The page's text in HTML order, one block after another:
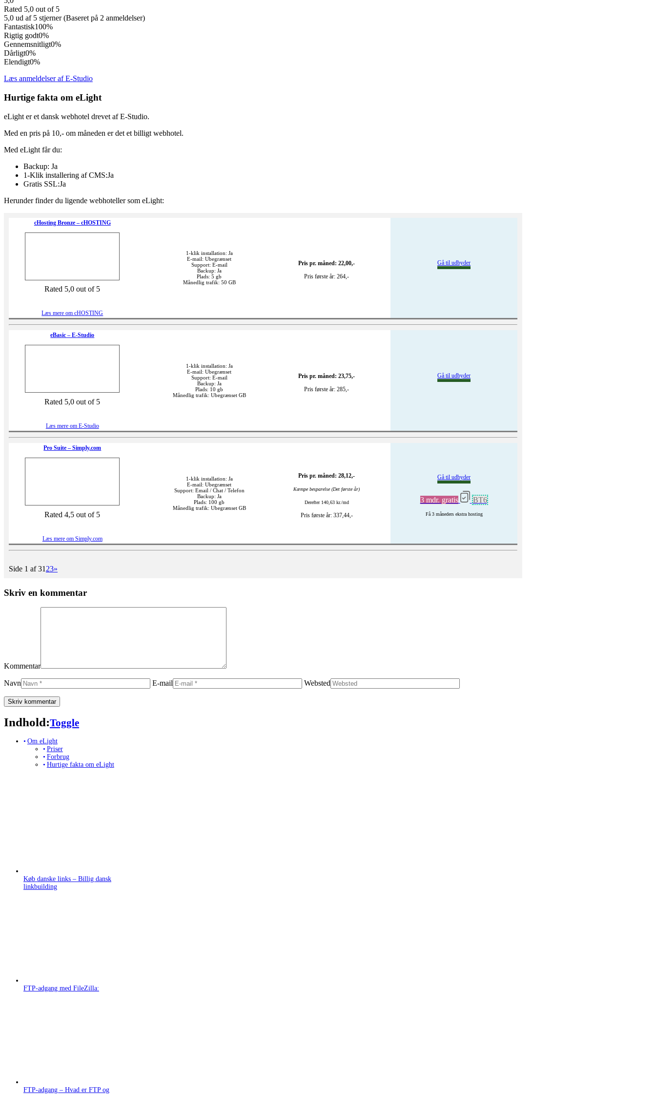
Rated 5,0 out of 5
5,0 ud af 5 stjerner (Baseret på 2 anmeldelser)
Fantastisk100%
Rigtig godt0%
Gennemsnitligt0%
Dårligt0%
Elendigt0%
Læs anmeldelser af E-Studio
Hurtige fakta om eLight
eLight er et dansk webhotel drevet af E-Studio.
Med en pris på 10,- om måneden er det et billigt webhotel.
Med eLight får du:
Backup: Ja
1-Klik installering af CMS:Ja
Gratis SSL:Ja
Herunder finder du ligende webhoteller som eLight:
cHosting Bronze – cHOSTING
Rated 5,0 out of 5
Læs mere om cHOSTING
1-klik installation: Ja
E-mail: Ubegrænset
Support: E-mail
Backup: Ja
Plads: 5 gb
Månedlig trafik: 50 GB
Pris pr. måned: 22,00,-
Pris første år: 264,-
Gå til udbyder
eBasic – E-Studio
Rated 5,0 out of 5
Læs mere om E-Studio
1-klik installation: Ja
E-mail: Ubegrænset
Support: E-mail
Backup: Ja
Plads: 10 gb
Månedlig trafik: Ubegrænset GB
Pris pr. måned: 23,75,-
Pris første år: 285,-
Gå til udbyder
Pro Suite – Simply.com
Rated 4,5 out of 5
Læs mere om Simply.com
1-klik installation: Ja
E-mail: Ubegrænset
Support: Email / Chat / Telefon
Backup: Ja
Plads: 100 gb
Månedlig trafik: Ubegrænset GB
Pris pr. måned: 28,12,-
Kæmpe besparelse (Det første år)
Derefter 140,63 kr./md
Pris første år: 337,44,-
Gå til udbyder
3 mdr. gratis BT6
Få 3 måneders ekstra hosting
Side 1 af 31 23»
Skriv en kommentar
Kommentar
Navn E-mail Websted
Indhold:Toggle Table of Content
Toggle
Om eLight
Priser
Forbrug
Hurtige fakta om eLight
Køb danske links – Billig dansk
linkbuilding
FTP-adgang med FileZilla:
FTP-adgang – Hvad er FTP og